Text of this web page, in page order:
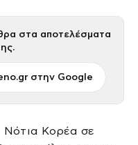
στα αποτελέσματα
στην Google
Νότια Κορέα σε